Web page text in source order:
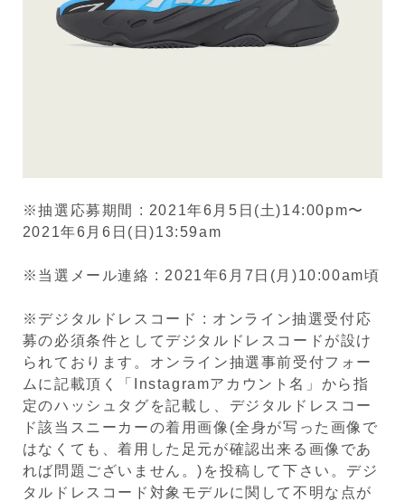
※抽選応募期間 : 2021年6月5日(土)14:00pm〜
2021年6月6日(日)13:59am
※当選メール連絡 : 2021年6月7日(月)10:00am頃
※デジタルドレスコード : オンライン抽選受付応
募の必須条件としてデジタルドレスコードが設け
られております。オンライン抽選事前受付フォー
ムに記載頂く「Instagramアカウント名」から指
定のハッシュタグを記載し、デジタルドレスコー
ド該当スニーカーの着用画像(全身が写った画像で
はなくても、着用した足元が確認出来る画像であ
れば問題ございません。)を投稿して下さい。デジ
タルドレスコード対象モデルに関して不明な点が